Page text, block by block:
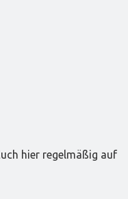
hier regelmäßig auf